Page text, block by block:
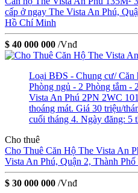
cấp ở ngay The Vista An Phú,
Hồ Chí Minh
$ 40 000 000 /Vnđ
Loại BĐS - Chung cư/ Căn
Phòng ngủ - 2 Phòng tắm - 2
Vista An Phú 2PN 2WC
thoáng mát. Giá 30 triệu/
cuối tháng 4. Ngày đăng: 5
Cho thuê
Cho Thuê Căn Hộ The Vista An
Vista An Phú, Quận 2, Thành
$ 30 000 000 /Vnđ